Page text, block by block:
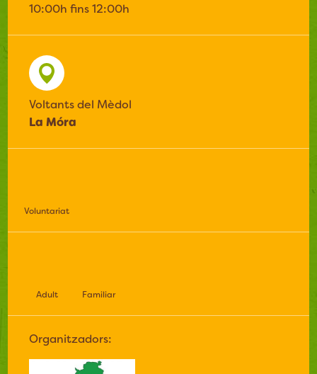
10:00h fins 12:00h
Voltants del Mèdol
La Móra
Voluntariat
Adult Familiar
Organitzadors: